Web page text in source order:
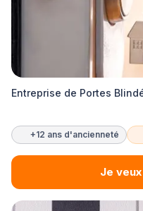
Entreprise de Portes
+12 ans d'ancienneté
Je